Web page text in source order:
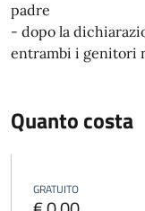
padre
- dopo la
entrambi i genitori
Quanto costa
GRATUITO